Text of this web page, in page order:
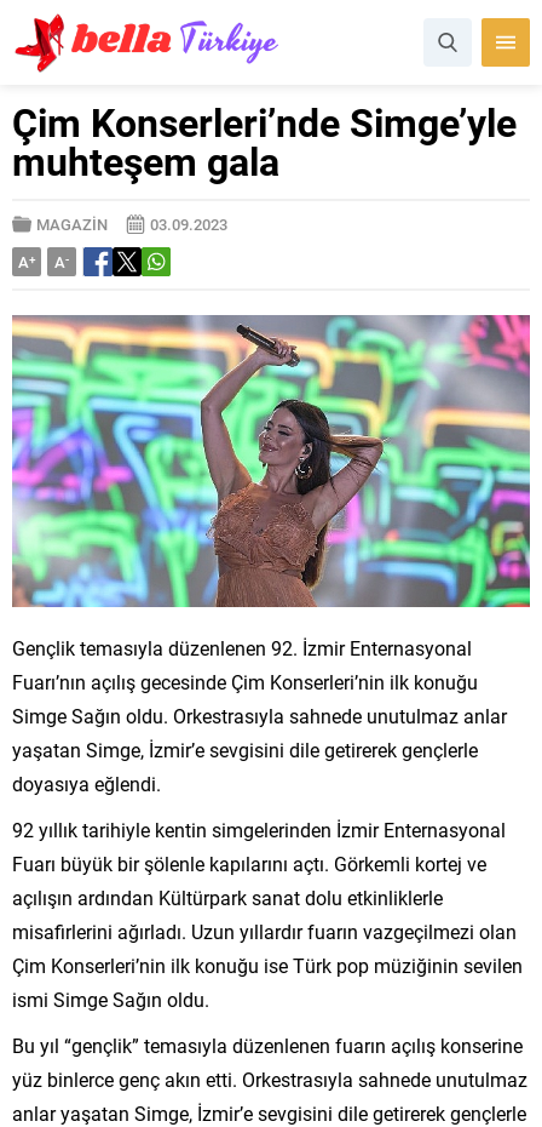
Çim Konserleri’nde Simge’yle
muhteşem gala
MAGAZİN
03.09.2023
A+ A-
Gençlik temasıyla düzenlenen 92. İzmir Enternasyonal
Fuarı’nın açılış gecesinde Çim Konserleri’nin ilk konuğu
Simge Sağın oldu. Orkestrasıyla sahnede unutulmaz anlar
yaşatan Simge, İzmir’e sevgisini dile getirerek gençlerle
doyasıya eğlendi.
92 yıllık tarihiyle kentin simgelerinden İzmir Enternasyonal
Fuarı büyük bir şölenle kapılarını açtı. Görkemli kortej ve
açılışın ardından Kültürpark sanat dolu etkinliklerle
misafirlerini ağırladı. Uzun yıllardır fuarın vazgeçilmezi olan
Çim Konserleri’nin ilk konuğu ise Türk pop müziğinin sevilen
ismi Simge Sağın oldu.
Bu yıl “gençlik” temasıyla düzenlenen fuarın açılış konserine
yüz binlerce genç akın etti. Orkestrasıyla sahnede unutulmaz
anlar yaşatan Simge, İzmir’e sevgisini dile getirerek gençlerle